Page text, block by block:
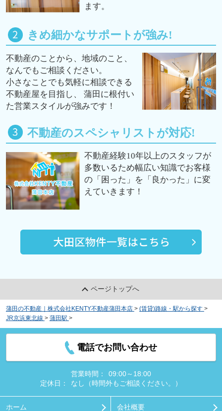
ます。
きめ細かなサポートが強み!
不動産のことから、地域のこと、
なんでもご相談ください。
小さなことでも気軽に相談できる
不動産屋を目指し、 蒲田に根付い
た営業スタイルが強みです！
不動産のスペシャリストが対応!
不動産経験10年以上のスタッフが
多数いるため幅広い知識でお客様
の「困った」を「良かった」に変
えていきます！
ページトップへ
蒲田の不動産｜株式会社KENTY不動産蒲田本店 > (賃貸)路線・駅から探す >
JR京浜東北線 > 蒲田駅 >
電話でお問い合わせ
営業時間：
09:00～18:00
定休日：
なし（時間外もご相談ください。）
ホーム 会社概要